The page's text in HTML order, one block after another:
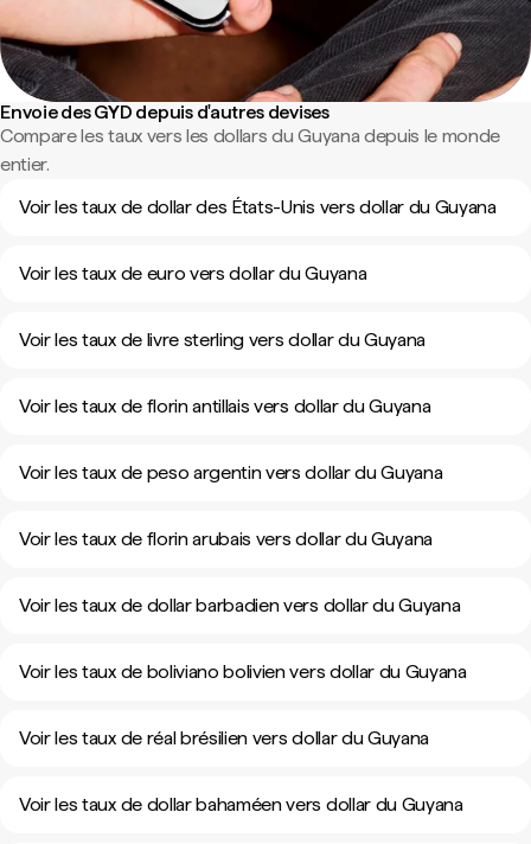
Envoie des GYD depuis d'autres devises
Compare les taux vers les dollars du Guyana depuis le monde
entier.
Voir les taux de dollar des États-Unis vers dollar du Guyana
Voir les taux de euro vers dollar du Guyana
Voir les taux de livre sterling vers dollar du Guyana
Voir les taux de florin antillais vers dollar du Guyana
Voir les taux de peso argentin vers dollar du Guyana
Voir les taux de florin arubais vers dollar du Guyana
Voir les taux de dollar barbadien vers dollar du Guyana
Voir les taux de boliviano bolivien vers dollar du Guyana
Voir les taux de réal brésilien vers dollar du Guyana
Voir les taux de dollar bahaméen vers dollar du Guyana